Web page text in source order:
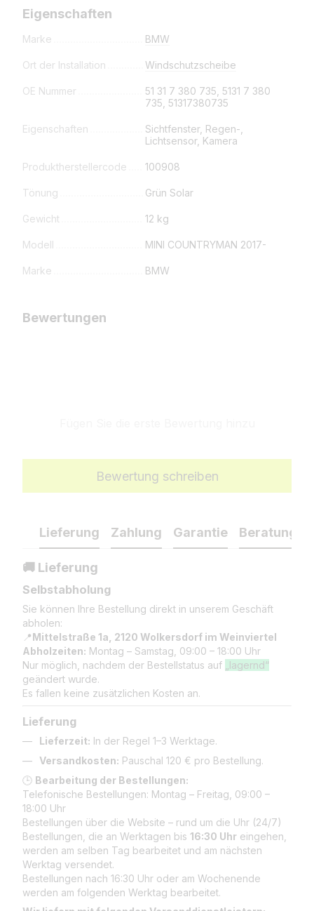
Eigenschaften
Marke BMW
Ort der Installation Windschutzscheibe
OE Nummer
51 31 7 380 735, 5131 7 380
735, 51317380735
Eigenschaften
Sichtfenster, Regen-,
Lichtsensor, Kamera
Produktherstellercode 100908
Tönung Grün Solar
Gewicht 12 kg
Modell MINI COUNTRYMAN 2017-
Marke BMW
Bewertungen
Bewertung schreiben
Lieferung Zahlung Garantie Beratung
🚚 Lieferung
Selbstabholung
Sie können Ihre Bestellung direkt in unserem Geschäft
abholen:
📍Mittelstraße 1a, 2120 Wolkersdorf im Weinviertel
Abholzeiten: Montag – Samstag, 09:00 – 18:00 Uhr
Nur möglich, nachdem der Bestellstatus auf
„lagernd“
geändert wurde.
Es fallen keine zusätzlichen Kosten an.
Lieferung
Lieferzeit: In der Regel 1–3 Werktage.
Versandkosten: Pauschal 120 € pro Bestellung.
🕒 Bearbeitung der Bestellungen:
Telefonische Bestellungen: Montag – Freitag, 09:00 –
18:00 Uhr
Bestellungen über die Website – rund um die Uhr (24/7)
Bestellungen, die an Werktagen bis 16:30 Uhr eingehen,
werden am selben Tag bearbeitet und am nächsten
Werktag versendet.
Bestellungen nach 16:30 Uhr oder am Wochenende
werden am folgenden Werktag bearbeitet.